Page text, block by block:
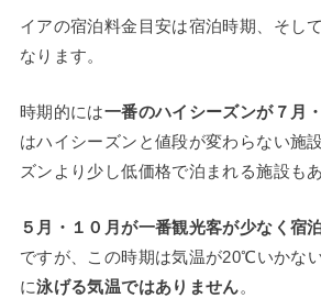
イアの宿泊料金目安は宿泊時期、そし
なります。
時期的には一番のハイシーズンが７月
はハイシーズンと値段が変わらない施
ズンより少し低価格で泊まれる施設もあ
５月・１０月が一番観光客が少なく宿
ですが、この時期は気温が20℃いかな
に泳げる気温ではありません。